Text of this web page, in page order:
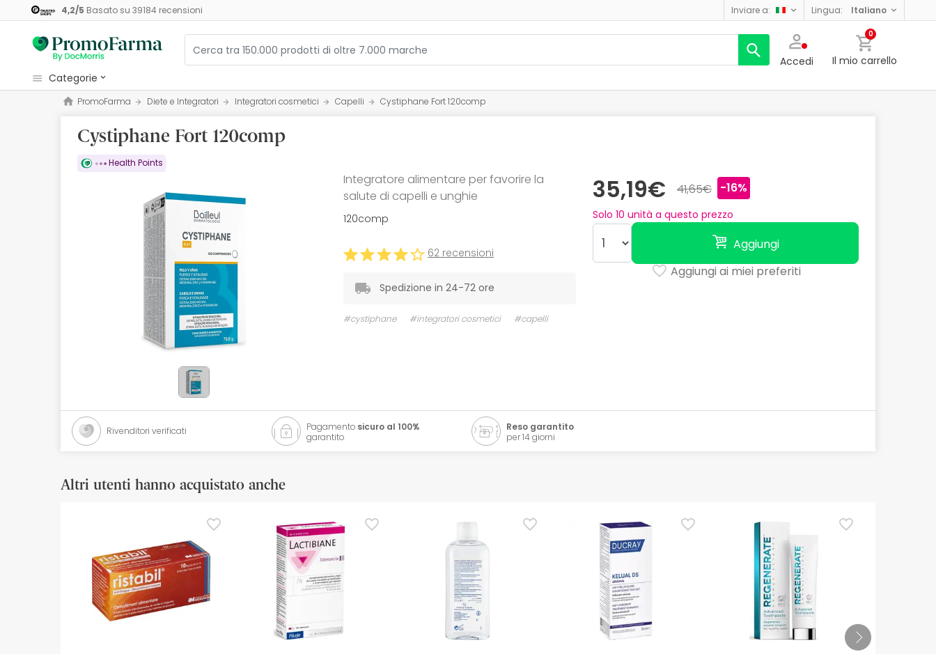
4,2/5 Basato su 39184 recensioni inviare a: lingua: italiano
Accedi
0
Il mio carrello
categorie
Cosmetici e Bellezza
Salute e Benessere
Igiene
I più venduti
Health points
PromoFarma Diete e Integratori Integratori cosmetici Capelli Cystiphane Fort 120comp
Cystiphane Fort 120comp
Health Points
35,19€ 41,65€ -16%
Solo 10 unità a questo prezzo
Aggiungi
Aggiungi ai miei preferiti
Integratore alimentare per favorire la
salute di capelli e unghie
120comp
62 recensioni
Spedizione in 24-72 ore
#cystiphane #integratori cosmetici #capelli
Rivenditori verificati Pagamento sicuro al 100%
garantito
Reso garantito
per 14 giorni
Altri utenti hanno acquistato anche